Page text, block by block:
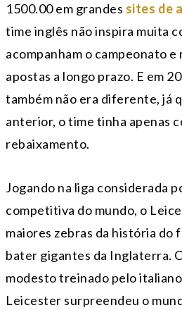
1500.00 em grandes sites de
time inglês não inspira muita
acompanham o campeonato
apostas a longo prazo. E em
também não era diferente, já
anterior, o time tinha apenas
rebaixamento.
Jogando na liga considerada
competitiva do mundo, o
maiores zebras da história do
bater gigantes da Inglaterra.
modesto treinado pelo
Leicester surpreendeu o